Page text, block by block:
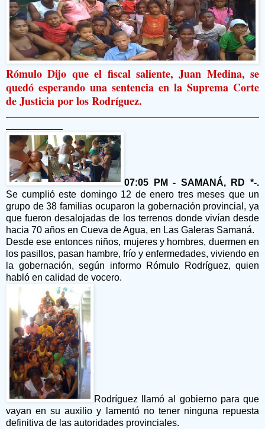
Rómulo Dijo que el fiscal saliente, Juan Medina, se
quedó esperando una sentencia en la Suprema Corte
de Justicia por los Rodríguez.
07:05 PM - SAMANÁ, RD *-.
Se cumplió este domingo 12 de enero tres meses que un
grupo de 38 familias ocuparon la gobernación provincial, ya
que fueron desalojadas de los terrenos donde vivían desde
hacia 70 años en Cueva de Agua, en Las Galeras Samaná.
Desde ese entonces niños, mujeres y hombres, duermen en
los pasillos, pasan hambre, frío y enfermedades, viviendo en
la gobernación, según informo Rómulo Rodríguez, quien
habló en calidad de vocero.
Rodríguez llamó al gobierno para que
vayan en su auxilio y lamentó no tener ninguna repuesta
definitiva de las autoridades provinciales.